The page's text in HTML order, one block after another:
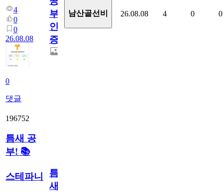
4
0
0
26.08.08
0
댓글
부
인
증
남산골선비 26.08.08 4 0 0
196752
틈새 공
부! 📚
스테파니
틈
새